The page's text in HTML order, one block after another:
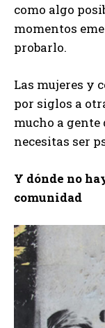
como algo
momentos
probarlo.
Las mujeres y
por siglos a
mucho a
necesitas ser
Y dónde no
comunidad